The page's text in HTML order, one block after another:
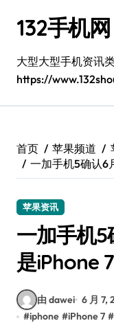
132手机网
大型大型手机资讯
https://
首页 苹果频道
一加手机5确认6
苹果资讯
一加手机
是iPhone
由 dawei 6 月 7,
#iphone #iPhone 7 #